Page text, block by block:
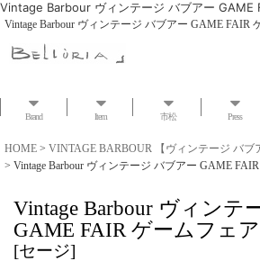
Vintage Barbour ヴィンテージ バブアー GAME
Vintage Barbour ヴィンテージ バブアー GAME FAIR
Brand Item 市松 Press
HOME > VINTAGE BARBOUR 【ヴィンテージ バブ
> Vintage Barbour ヴィンテージ バブアー GAME
Vintage Barbour ヴィンテ
GAME FAIR ゲームフェア
[セージ]